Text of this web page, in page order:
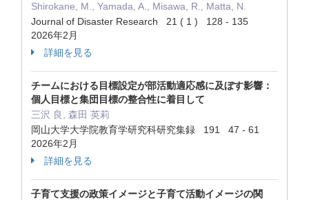
Shirokane, M., Yamada, A., Misawa, R., Matta, N.
Journal of Disaster Research 21 ( 1 ) 128 - 135
2026年2月
詳細を見る
チームにおける目標設定が部活動適応感に及ぼす影響：
個人目標と集団目標の整合性に着目して
三沢 良, 森田 英莉
岡山大学大学院教育学研究科研究集録 191 47 - 61
2026年2月
詳細を見る
子育て支援の政策イメージと子育て活動イメージの関